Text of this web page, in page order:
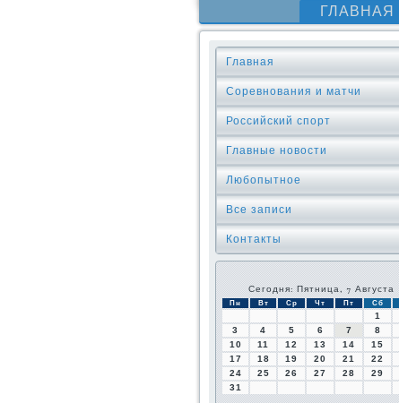
ГЛАВНАЯ
Главная
Соревнования и матчи
Российский спорт
Главные новости
Любопытное
Все записи
Контакты
Сегодня: Пятница, 7 Августа
Пн Вт Ср Чт Пт Сб
1
3
4 5 6 7 8
10
11 12 13 14 15
17
18 19 20 21 22
24
25 26 27 28 29
31